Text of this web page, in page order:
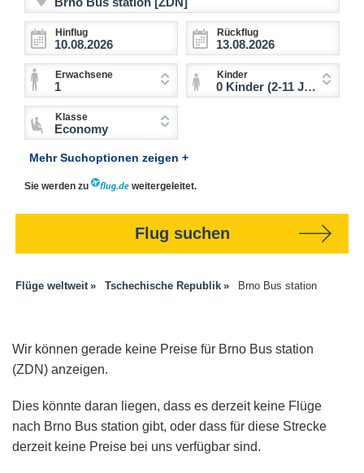
Hinflug Rückflug
Erwachsene
1
Kinder
0 Kinder (2-11 Jahre)
Klasse
Economy
Mehr Suchoptionen zeigen +
Sie werden zu weitergeleitet.
Flug suchen
Flüge weltweit Tschechische Republik Brno Bus station
Wir können gerade keine Preise für Brno Bus station
(ZDN) anzeigen.
Dies könnte daran liegen, dass es derzeit keine Flüge
nach Brno Bus station gibt, oder dass für diese Strecke
derzeit keine Preise bei uns verfügbar sind.